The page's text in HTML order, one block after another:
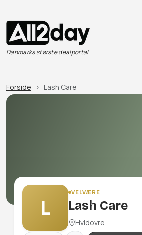
Danmarks største dealportal
Forside Lash Care
L
VELVÆRE
Lash Care
Hvidovre